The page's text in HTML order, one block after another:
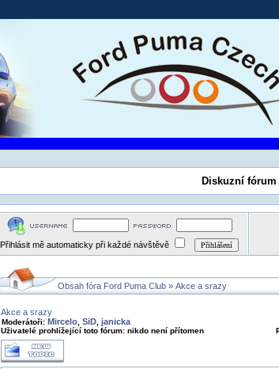
Diskuzní fórum
Přihlásit mě automaticky při každé návštěvě
Obsah fóra Ford Puma Club » Akce a srazy
Akce a srazy
Moderátoři: Mircelo SiD janicka
Uživatelé prohlížející toto fórum: nikdo není přítomen